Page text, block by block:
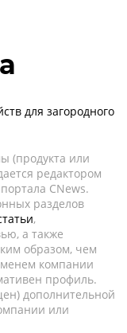
для загородного
(продукта или
редактором
CNews.
разделов
,
а также
образом, чем
компании
профиль.
дополнительной
или